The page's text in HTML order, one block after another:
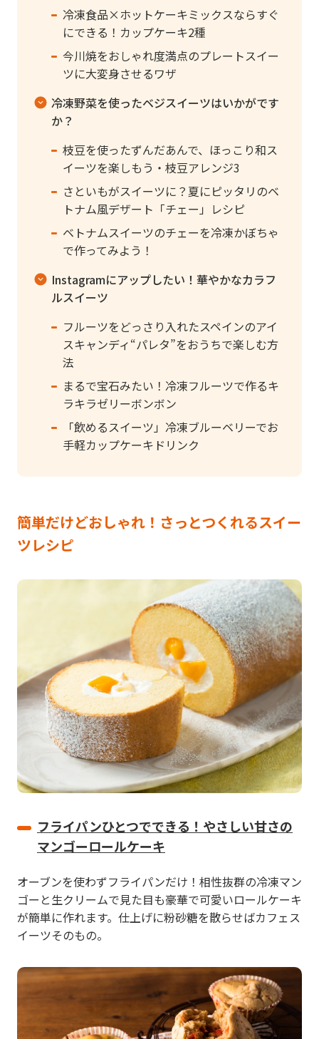
冷凍食品×ホットケーキミックスならすぐ
にできる！カップケーキ2種
今川焼をおしゃれ度満点のプレートスイー
ツに大変身させるワザ
冷凍野菜を使ったベジスイーツはいかがです
か？
枝豆を使ったずんだあんで、ほっこり和ス
イーツを楽しもう・枝豆アレンジ3
さといもがスイーツに？夏にピッタリのベ
トナム風デザート「チェー」レシピ
ベトナムスイーツのチェーを冷凍かぼちゃ
で作ってみよう！
Instagramにアップしたい！華やかなカラフ
ルスイーツ
フルーツをどっさり入れたスペインのアイ
スキャンディ“パレタ”をおうちで楽しむ方
法
まるで宝石みたい！冷凍フルーツで作るキ
ラキラゼリーボンボン
「飲めるスイーツ」冷凍ブルーベリーでお
手軽カップケーキドリンク
簡単だけどおしゃれ！さっとつくれるスイー
ツレシピ
フライパンひとつでできる！やさしい甘さの
マンゴーロールケーキ
オーブンを使わずフライパンだけ！相性抜群の冷凍マン
ゴーと生クリームで見た目も豪華で可愛いロールケーキ
が簡単に作れます。仕上げに粉砂糖を散らせばカフェス
イーツそのもの。